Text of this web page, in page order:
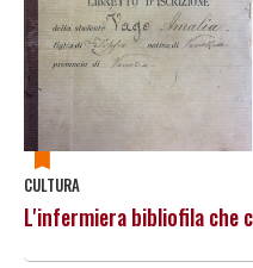
CULTURA
L'infermiera bibliofila che